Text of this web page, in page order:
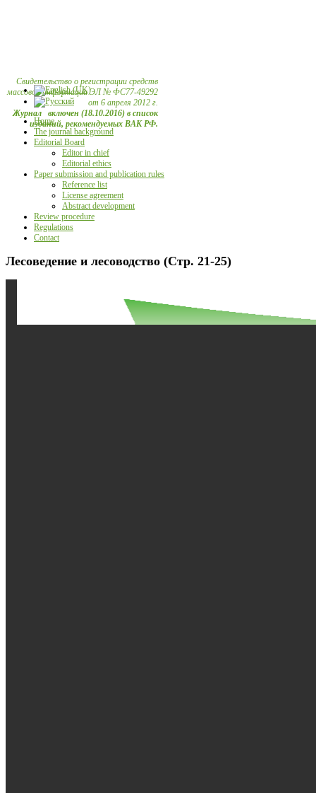
Свидетельство о регистрации средств
массовой информации ЭЛ № ФС77-49292
от 6 апреля 2012 г.
Журнал включен (18.10.2016) в список
изданий, рекомендуемых ВАК РФ.
Home
The journal background
Editorial Board
Editor in chief
Editorial ethics
Paper submission and publication rules
Reference list
License agreement
Abstract development
Review procedure
Regulations
Contact
Лесоведение и лесоводство (Стр. 21-25)